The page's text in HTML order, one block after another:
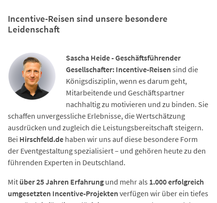
Incentive-Reisen sind unsere besondere
Leidenschaft
Sascha Heide - Geschäftsführender
Gesellschafter: Incentive-Reisen sind die
Königsdisziplin, wenn es darum geht,
Mitarbeitende und Geschäftspartner
nachhaltig zu motivieren und zu binden. Sie
schaffen unvergessliche Erlebnisse, die Wertschätzung
ausdrücken und zugleich die Leistungsbereitschaft steigern.
Bei Hirschfeld.de haben wir uns auf diese besondere Form
der Eventgestaltung spezialisiert – und gehören heute zu den
führenden Experten in Deutschland.
Mit über 25 Jahren Erfahrung und mehr als 1.000 erfolgreich
umgesetzten Incentive-Projekten verfügen wir über ein tiefes